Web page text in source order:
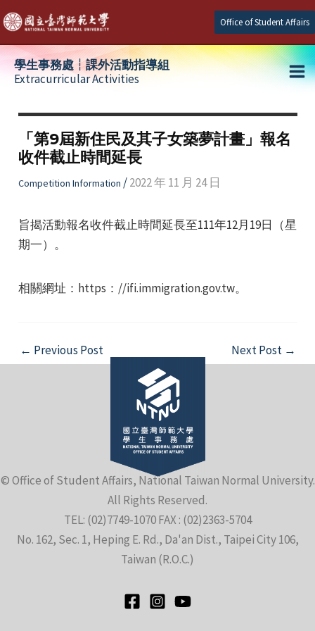
Skip
to
content
Office of Student Affairs
學生事務處┆課外活動指導組
Extracurricular Activities
「第9屆新住民及其子女築夢計畫」報名
收件截止時間延長
Competition Information /2022 年 11 月 24 日
旨揭活動報名收件截止時間延長至111年12月19日（星
期一）。
相關網址：https：//ifi.immigration.gov.tw。
Post
navigation
← Previous Post Next Post →
© Office of Student Affairs, National Taiwan Normal University.
All Rights Reserved.
TEL: (02)7749-1070 FAX : (02)2363-5704
No. 162, Sec. 1, Heping E. Rd., Da'an Dist., Taipei City 106,
Taiwan (R.O.C.)